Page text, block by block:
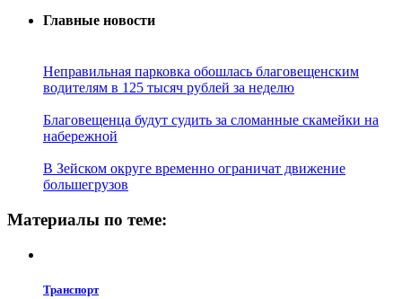
Главные новости
Неправильная парковка обошлась благовещенским
водителям в 125 тысяч рублей за неделю
Благовещенца будут судить за сломанные скамейки на
набережной
В Зейском округе временно ограничат движение
большегрузов
Материалы по теме:
Транспорт